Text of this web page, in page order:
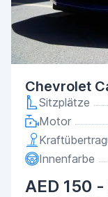
Chevrolet
Sitzplätze
Motor
Innenfarbe
AED 150